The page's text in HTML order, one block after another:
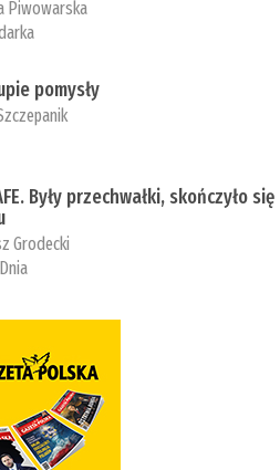
Piwowarska
pomysły
Były przechwałki, skończyło się
Grodecki